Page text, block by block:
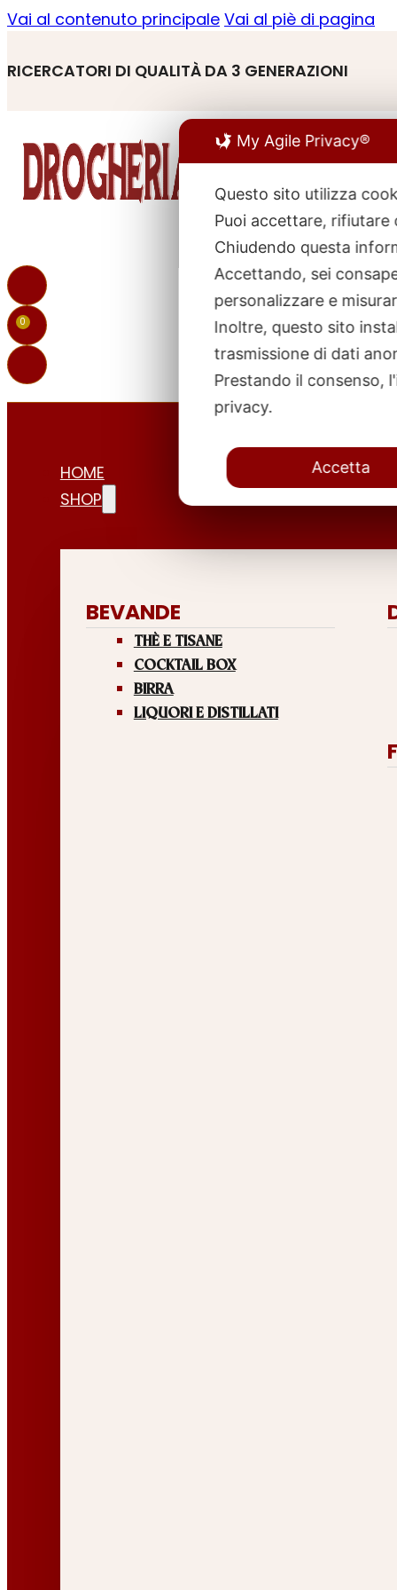
Vai al contenuto principale Vai al piè di pagina
RICERCATORI DI QUALITÀ DA 3 GENERAZIONI
0
HOME
SHOP
BEVANDE
THÈ E TISANE
COCKTAIL BOX
BIRRA
LIQUORI E DISTILLATI
My Agile Privacy®
Questo sito utilizza
Puoi accettare, rifiutare
Chiudendo questa
Accettando, sei
personalizzare e
Inoltre, questo sito
trasmissione di dati
Prestando il consenso,
privacy.
Accetta